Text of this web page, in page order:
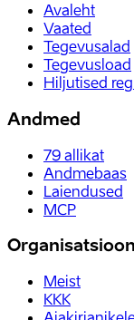
Avaleht
Vaated
Tegevusalad
Tegevusload
Hiljutised
Andmed
79 allikat
Andmebaas
Laiendused
MCP
Organisatsioon
Meist
KKK